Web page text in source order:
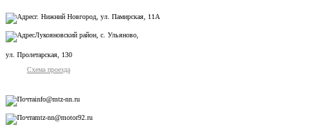
г. Нижний Новгород, ул. Памирская, 11А
Лукояновский район, с. Ульяново,
ул. Пролетарская, 130
Схема проезда
info@mtz-nn.ru
mtz-nn@motor92.ru